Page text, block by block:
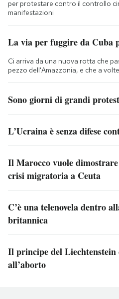
per protestare contro il controllo
manifestazioni
La via per fuggire da Cuba
Ci arriva da una nuova rotta che
pezzo dell'Amazzonia, e che a
Sono giorni di grandi
L’Ucraina è senza difese
Il Marocco vuole
crisi migratoria a Ceuta
C’è una telenovela dentro
britannica
Il principe del
all’aborto